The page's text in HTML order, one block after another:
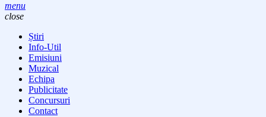
menu
close
Știri
Info-Util
Emisiuni
Muzical
Echipa
Publicitate
Concursuri
Contact